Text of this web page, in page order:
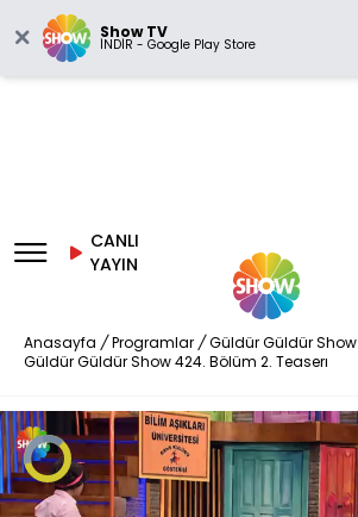
Show TV
İNDİR - Google Play Store
CANLI
YAYIN
Anasayfa / Programlar / Güldür Güldür Show
Güldür Güldür Show 424. Bölüm 2. Teaserı